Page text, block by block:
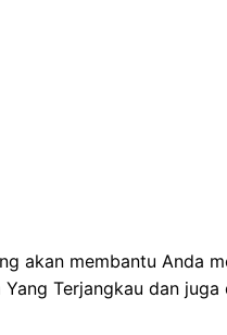
akan membantu Anda
Terjangkau dan